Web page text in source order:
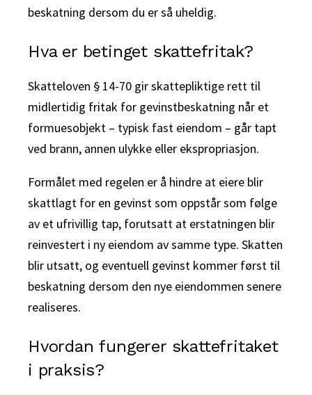
beskatning dersom du er så uheldig.
Hva er betinget skattefritak?
Skatteloven § 14-70 gir skattepliktige rett til
midlertidig fritak for gevinstbeskatning når et
formuesobjekt – typisk fast eiendom – går tapt
ved brann, annen ulykke eller ekspropriasjon.
Formålet med regelen er å hindre at eiere blir
skattlagt for en gevinst som oppstår som følge
av et ufrivillig tap, forutsatt at erstatningen blir
reinvestert i ny eiendom av samme type. Skatten
blir utsatt, og eventuell gevinst kommer først til
beskatning dersom den nye eiendommen senere
realiseres.
Hvordan fungerer skattefritaket
i praksis?